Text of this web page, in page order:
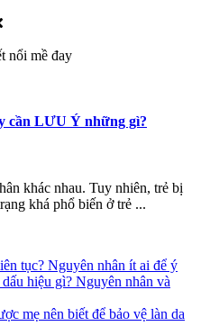
nổi mề đay
cần LƯU Ý những gì?
khác nhau. Tuy nhiên, trẻ bị
khá phổ biến ở trẻ ...
tục? Nguyên nhân ít ai để ý
hiệu gì? Nguyên nhân và
mẹ nên biết để bảo vệ làn da